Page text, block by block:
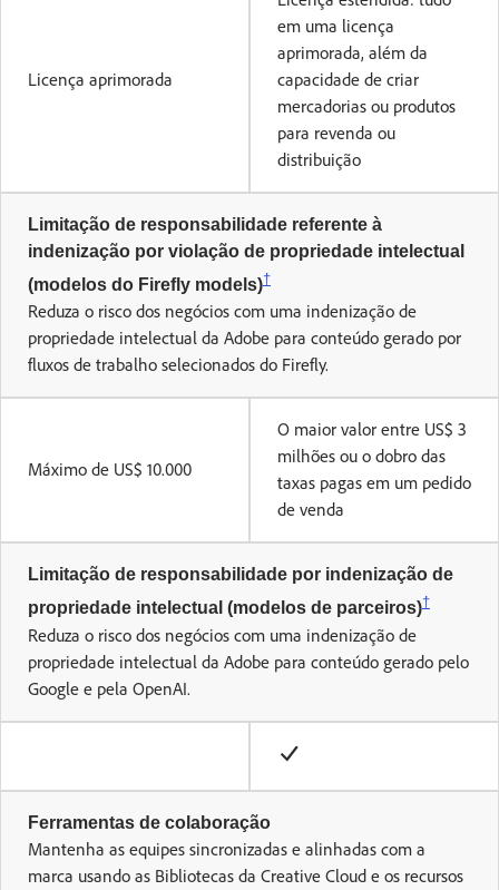
Licença aprimorada
em uma licença
aprimorada, além da
capacidade de criar
mercadorias ou produtos
para revenda ou
distribuição
Limitação de responsabilidade referente à
indenização por violação de propriedade intelectual
(modelos do Firefly models)†
Reduza o risco dos negócios com uma indenização de
propriedade intelectual da Adobe para conteúdo gerado por
fluxos de trabalho selecionados do Firefly.
Máximo de US$ 10.000
O maior valor entre US$ 3
milhões ou o dobro das
taxas pagas em um pedido
de venda
Limitação de responsabilidade por indenização de
propriedade intelectual (modelos de parceiros)†
Reduza o risco dos negócios com uma indenização de
propriedade intelectual da Adobe para conteúdo gerado pelo
Google e pela OpenAI.
Ferramentas de colaboração
Mantenha as equipes sincronizadas e alinhadas com a
marca usando as Bibliotecas da Creative Cloud e os recursos